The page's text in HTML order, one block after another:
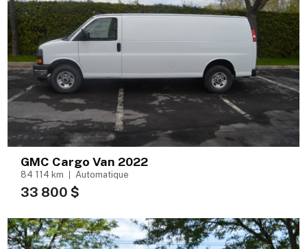
GMC Cargo Van 2022
84 114 km Automatique
33 800 $